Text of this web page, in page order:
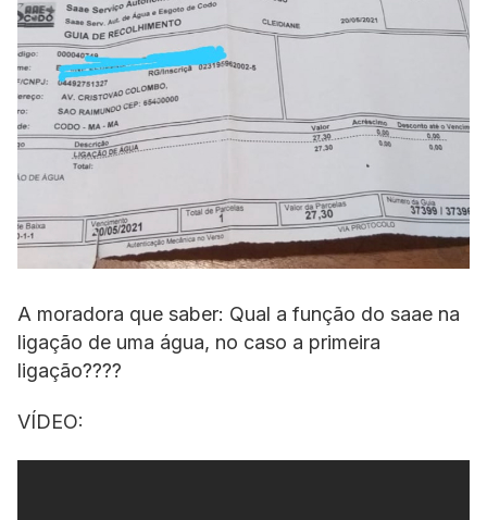
A moradora que saber: Qual a função do saae na
ligação de uma água, no caso a primeira
ligação????
VÍDEO: